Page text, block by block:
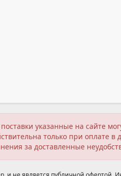
указанные на сайте
только при
за доставленные